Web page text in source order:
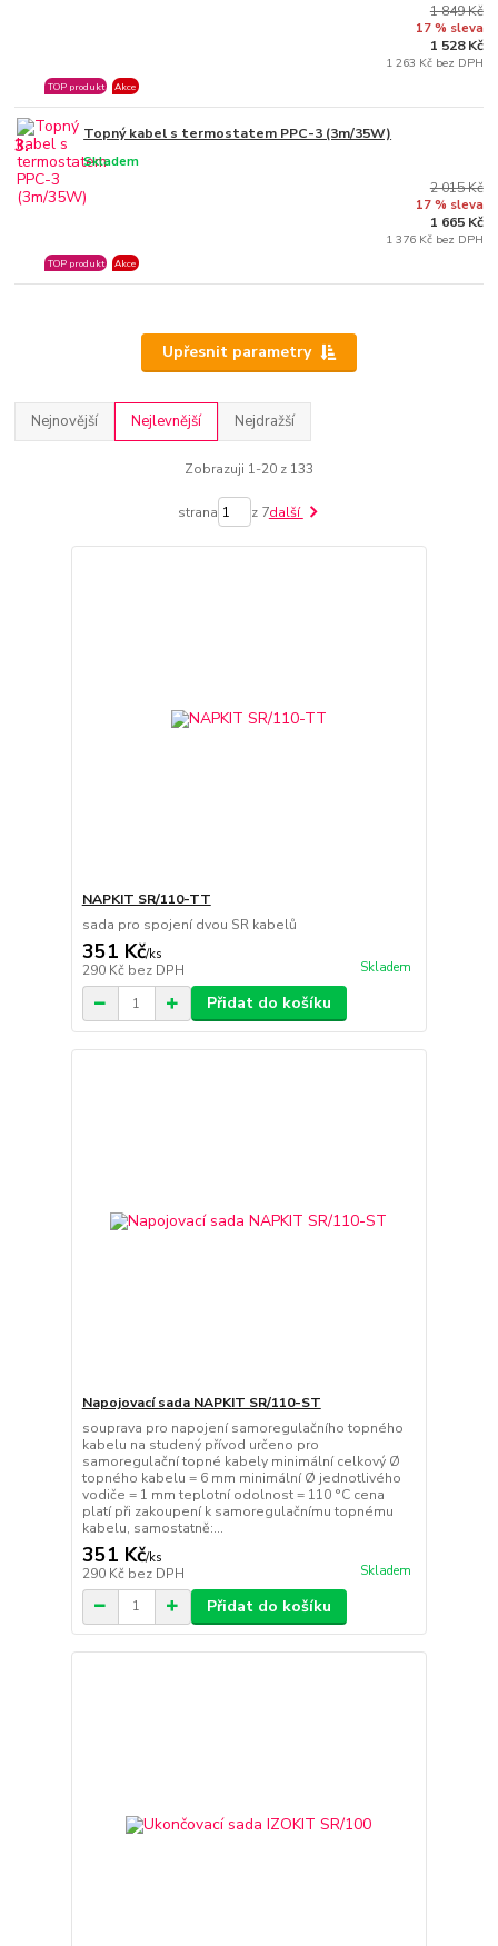
TOP produkt Akce
1 849 Kč
17 % sleva
1 528 Kč
1 263 Kč bez DPH
3. Topný kabel s termostatem PPC-3 (3m/35W)
Skladem
TOP produkt Akce
2 015 Kč
17 % sleva
1 665 Kč
1 376 Kč bez DPH
Upřesnit parametry
Nejnovější Nejlevnější Nejdražší
Zobrazuji 1-20 z 133
strana z 7další
NAPKIT SR/110-TT
sada pro spojení dvou SR kabelů
351 Kč/ks
290 Kč bez DPH Skladem
Přidat do košíku
Napojovací sada NAPKIT SR/110-ST
souprava pro napojení samoregulačního topného
kabelu na studený přívod určeno pro
samoregulační topné kabely minimální celkový Ø
topného kabelu = 6 mm minimální Ø jednotlivého
vodiče = 1 mm teplotní odolnost = 110 °C cena
platí při zakoupení k samoregulačnímu topnému
kabelu, samostatně:...
351 Kč/ks
290 Kč bez DPH Skladem
Přidat do košíku